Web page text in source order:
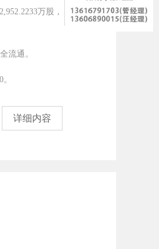
万股，
流通。
详细内容